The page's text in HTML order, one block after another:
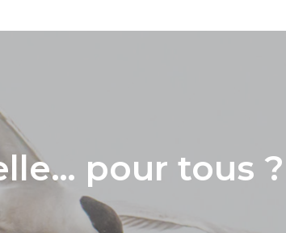
pour tous ?